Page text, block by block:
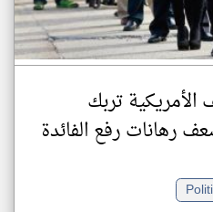
تربك
رهانات رفع الفائدة